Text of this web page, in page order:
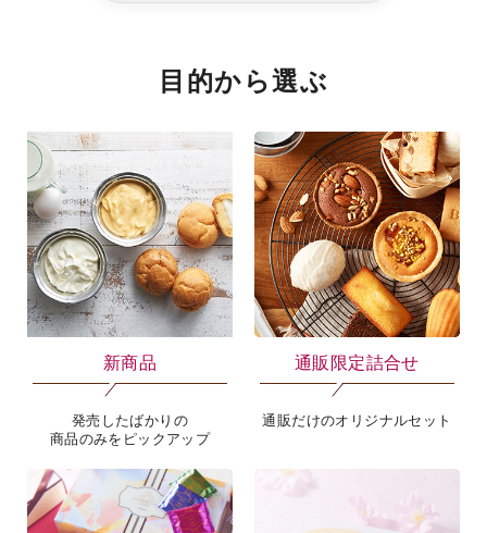
目的から選ぶ
新商品
発売したばかりの
商品のみをピックアップ
通販限定詰合せ
通販だけのオリジナルセット
岳や末広がりを意味す
つ時」という意味を込
。雄大な八ヶ岳山麓の自
れる、こだわりのスイー
さい。
海外 Overseas shops
Indonesia
Singapore
Malaysia
Hong Kong
UAE
Thailand